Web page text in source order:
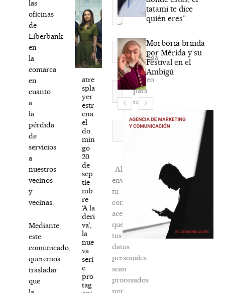
las
oficinas
de
Liberbank
en
la
comarca
en
cuanto
a
la
pérdida
de
servicios
a
nuestros
vecinos
y
vecinas.
Mediante
este
comunicado,
queremos
trasladar
que
atre
spla
yer
estr
ena
el
do
min
go
20
de
sep
tie
mb
re
‘A la
deri
va’,
la
nue
va
seri
e
pro
tag
Nombre*
Correo
electrónico*
Agréga
mi
correo
para
recibir
la
newsletter
Al
enviar
tu
comentario,
aceptas
que
tus
datos
personales
sean
procesados
por
tatami te dice
quién eres”
Morboria brinda
por Mérida y su
Festival en el
Ambigú